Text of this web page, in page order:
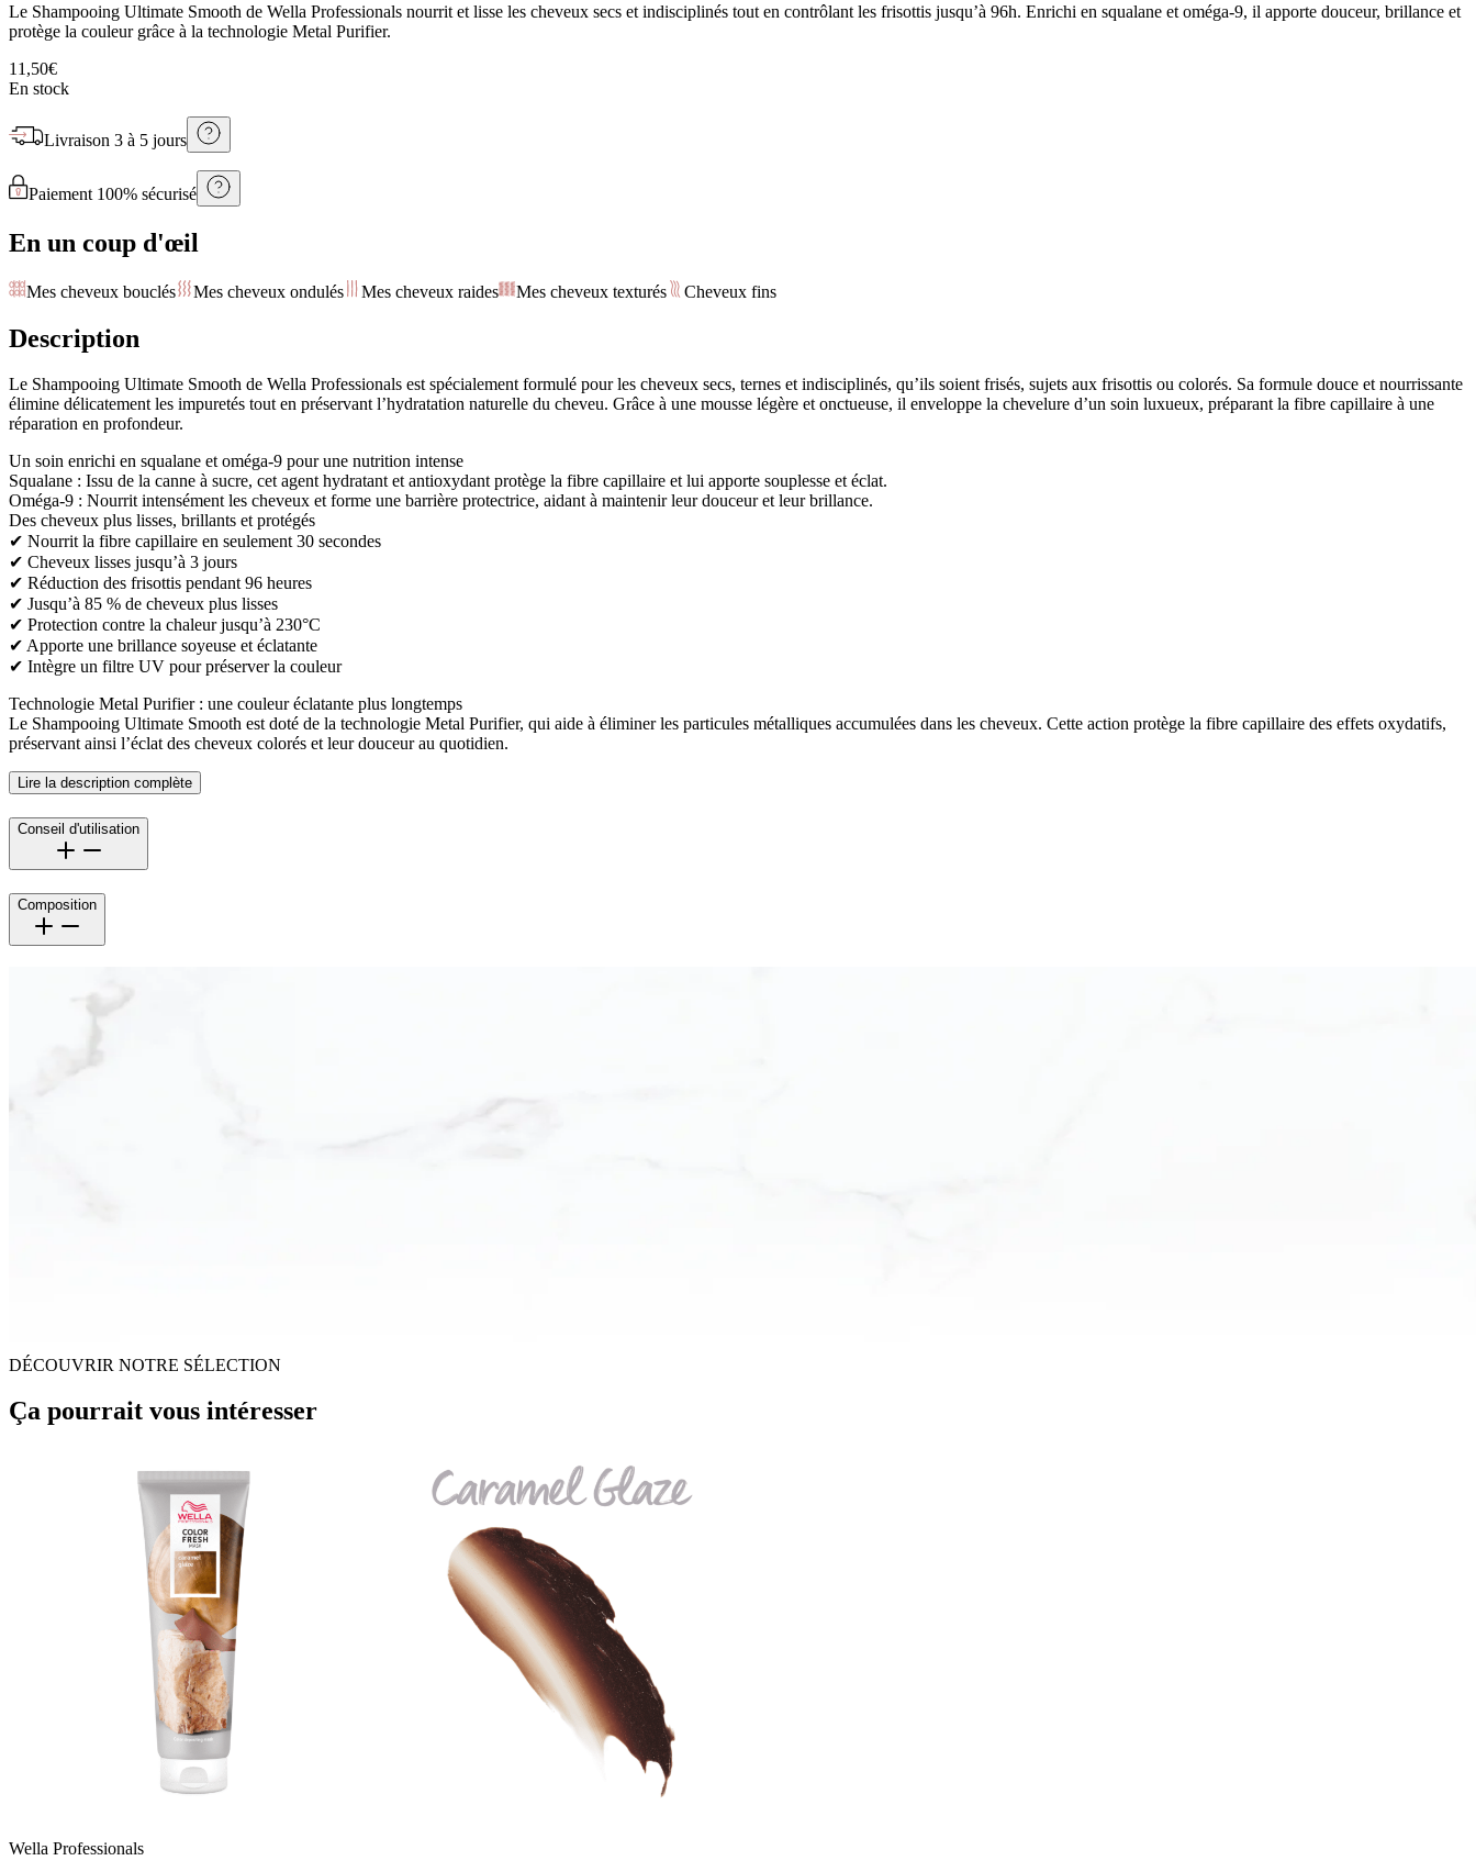
Le Shampooing Ultimate Smooth de Wella Professionals nourrit et lisse les cheveux secs et indisciplinés tout en contrôlant les frisottis jusqu’à 96h. Enrichi en squalane et oméga-9, il apporte douceur, brillance et
protège la couleur grâce à la technologie Metal Purifier.
11,50€
En stock
Livraison 3 à 5 jours
Paiement 100% sécurisé
En un coup d'œil
Mes cheveux bouclés Mes cheveux ondulés Mes cheveux raides Mes cheveux texturés Cheveux fins
Description
Le Shampooing Ultimate Smooth de Wella Professionals est spécialement formulé pour les cheveux secs, ternes et indisciplinés, qu’ils soient frisés, sujets aux frisottis ou colorés. Sa formule douce et nourrissante
élimine délicatement les impuretés tout en préservant l’hydratation naturelle du cheveu. Grâce à une mousse légère et onctueuse, il enveloppe la chevelure d’un soin luxueux, préparant la fibre capillaire à une
réparation en profondeur.
Un soin enrichi en squalane et oméga-9 pour une nutrition intense
Squalane : Issu de la canne à sucre, cet agent hydratant et antioxydant protège la fibre capillaire et lui apporte souplesse et éclat.
Oméga-9 : Nourrit intensément les cheveux et forme une barrière protectrice, aidant à maintenir leur douceur et leur brillance.
Des cheveux plus lisses, brillants et protégés
✔ Nourrit la fibre capillaire en seulement 30 secondes
✔ Cheveux lisses jusqu’à 3 jours
✔ Réduction des frisottis pendant 96 heures
✔ Jusqu’à 85 % de cheveux plus lisses
✔ Protection contre la chaleur jusqu’à 230°C
✔ Apporte une brillance soyeuse et éclatante
✔ Intègre un filtre UV pour préserver la couleur
Technologie Metal Purifier : une couleur éclatante plus longtemps
Le Shampooing Ultimate Smooth est doté de la technologie Metal Purifier, qui aide à éliminer les particules métalliques accumulées dans les cheveux. Cette action protège la fibre capillaire des effets oxydatifs,
préservant ainsi l’éclat des cheveux colorés et leur douceur au quotidien.
Lire la description complète
Conseil d'utilisation
Composition
DÉCOUVRIR NOTRE SÉLECTION
Ça pourrait vous intéresser
Wella Professionals